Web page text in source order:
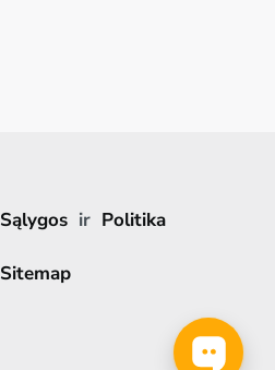
Sąlygos ir Politika
Sitemap